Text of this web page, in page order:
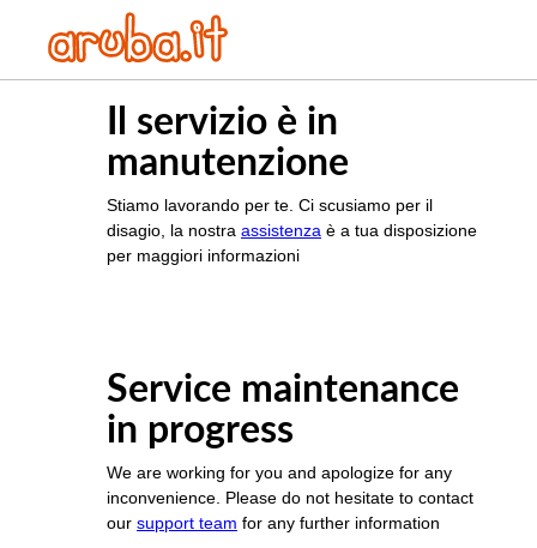
Il servizio è in
manutenzione
Stiamo lavorando per te. Ci scusiamo per il
disagio, la nostra assistenza è a tua disposizione
per maggiori informazioni
Service maintenance
in progress
We are working for you and apologize for any
inconvenience. Please do not hesitate to contact
our support team for any further information